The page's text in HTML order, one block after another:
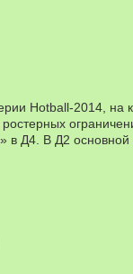
Hotball-2014, на
Д4. В Д2 основной